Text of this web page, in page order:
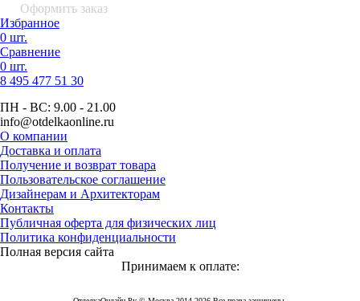
Оформить заказ
Избранное
0 шт.
Сравнение
0 шт.
8 495 477 51 30
ПН - ВС: 9.00 - 21.00
info@otdelkaonline.ru
О компании
Доставка и оплата
Получение и возврат товара
Пользовательское соглашение
Дизайнерам и Архитекторам
Контакты
Публичная оферта для физических лиц
Политика конфиденциальности
Полная версия сайта
Принимаем к оплате: